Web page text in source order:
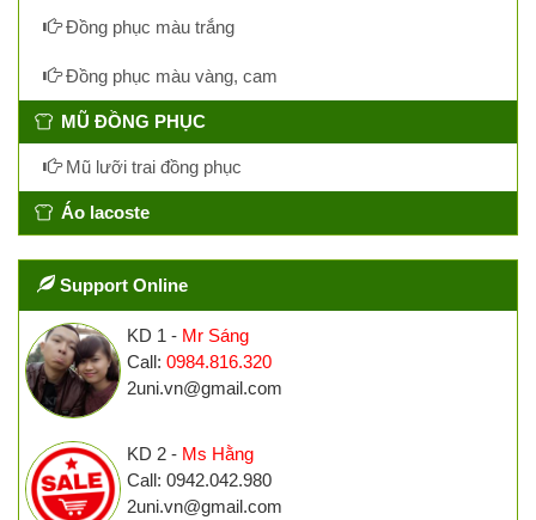
Đồng phục màu trắng
Đồng phục màu vàng, cam
MŨ ĐỒNG PHỤC
Mũ lưỡi trai đồng phục
Áo lacoste
Support Online
KD 1 - Mr Sáng
Call: 0984.816.320
2uni.vn@gmail.com
KD 2 - Ms Hằng
Call: 0942.042.980
2uni.vn@gmail.com